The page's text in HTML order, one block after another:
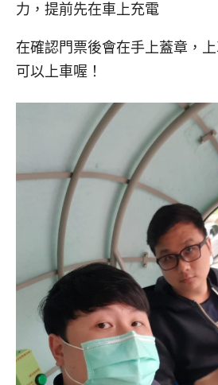
力，提前先在車上充電
在確認門票後會在手上蓋章，
可以上車喔！